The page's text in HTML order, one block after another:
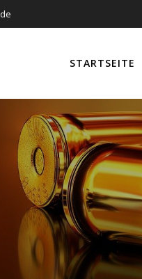
STARTSEITE